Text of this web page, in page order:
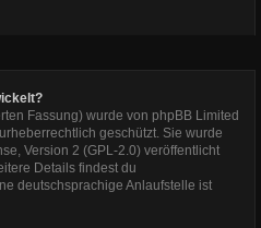
Fassung) wurde von phpBB Limited
geschützt. Sie wurde
Version 2 (GPL-2.0) veröffentlicht
Details findest du
deutschsprachige Anlaufstelle ist